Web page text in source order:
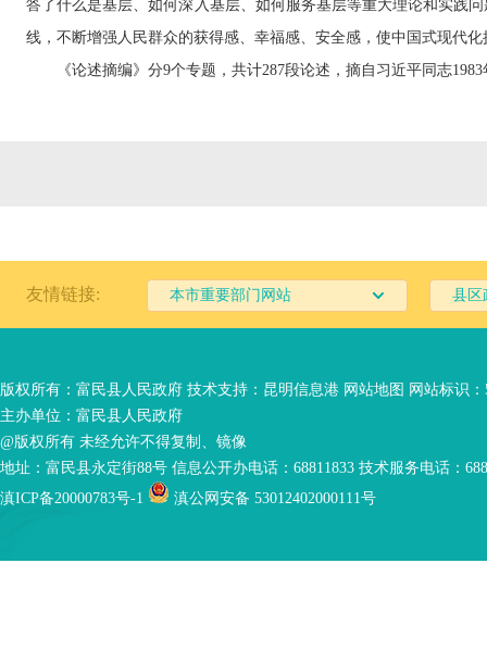
答了什么是基层、如何深入基层、如何服务基层等重大理论和实践
线，不断增强人民群众的获得感、幸福感、安全感，使中国式现代
《论述摘编》分9个专题，共计287段论述，摘自习近平同志
友情链接: 本市重要部门网站 县区
版权所有：富民县人民政府 技术支持： 昆明信息港 网站地图 网站标识：
主办单位：富民县人民政府
@版权所有 未经允许不得复制、镜像
地址：富民县永定街88号 信息公开办电话：68811833 技术服务电话：
滇ICP备20000783号-1
滇公网安备 53012402000111号